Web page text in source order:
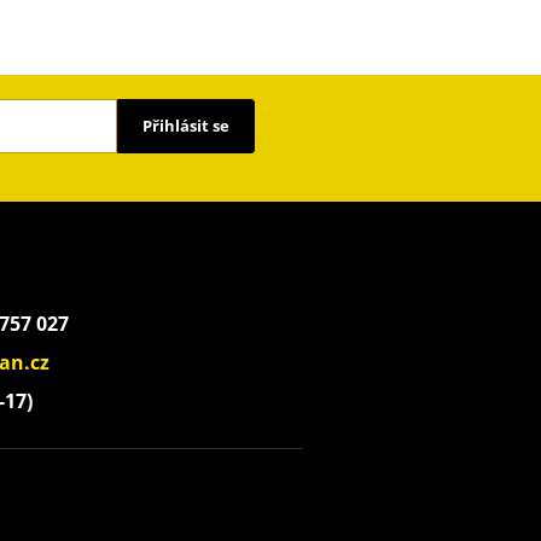
Přihlásit se
027
17)